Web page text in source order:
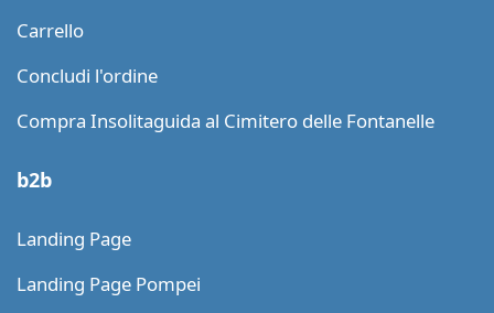
Carrello
Concludi l'ordine
Compra Insolitaguida al Cimitero delle Fontanelle
b2b
Landing Page
Landing Page Pompei